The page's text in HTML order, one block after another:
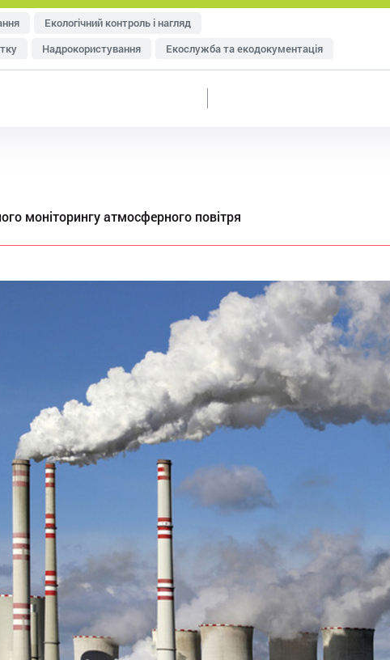
Екологічний контроль і нагляд
Надрокористування
Екослужба та екодокументація
Управління відходами
Ресурсозбереження
моніторингу атмосферного повітря